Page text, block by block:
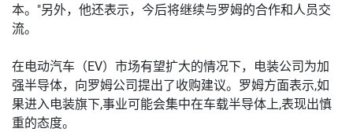
本。"另外，他还表示，今后将继续与罗姆的合作和人员交
流。
在电动汽车（EV）市场有望扩大的情况下，电装公司为加
强半导体，向罗姆公司提出了收购建议。罗姆方面表示,如
果进入电装旗下,事业可能会集中在车载半导体上,表现出慎
重的态度。